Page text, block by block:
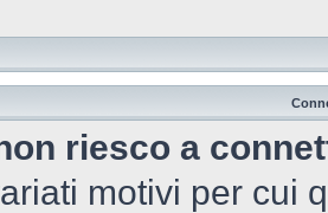
riesco a
motivi per cui